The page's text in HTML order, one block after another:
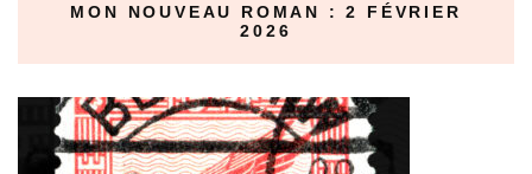
MON NOUVEAU ROMAN : 2 FÉVRIER
2026